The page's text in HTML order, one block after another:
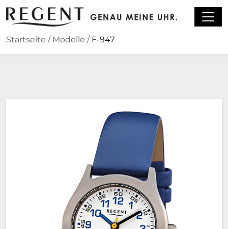
Zum Hauptinhalt springen
Startseite / Modelle / F-947